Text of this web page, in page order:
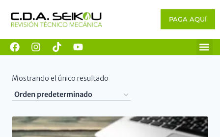
PAGA AQUÍ
Mostrando el único resultado